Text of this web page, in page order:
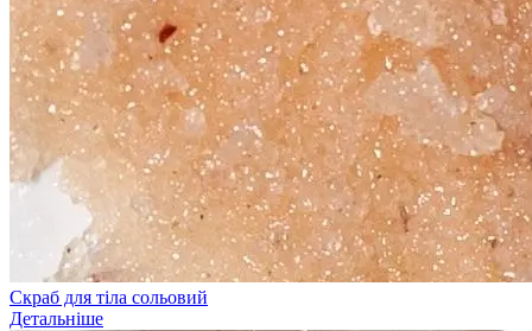
Скраб для тіла сольовий
Детальніше